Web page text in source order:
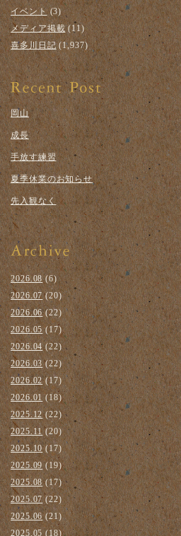
イベント(3)
メディア掲載(11)
喜多川日記(1,937)
岡山
成長
手放す練習
夏季休業のお知らせ
先入観なく
2026.08(6)
2026.07(20)
2026.06(22)
2026.05 (17)
2026.04(22)
2026.03(22)
2026.02(17)
2026.01 (18)
2025.12(22)
2025.11(20)
2025.10(17)
2025.09 (19)
2025.08(17)
2025.07(22)
2025.06(21)
2025.05 (18)